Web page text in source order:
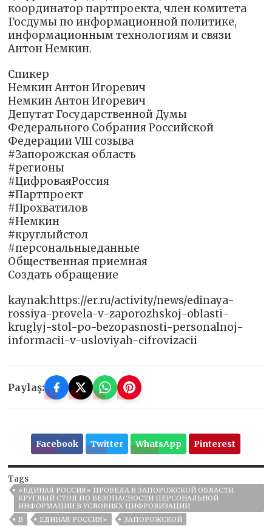
координатор партпроекта, член комитета
Госдумы по информационной политике,
информационным технологиям и связи
Антон Немкин.
Спикер
Немкин Антон Игоревич
Немкин Антон Игоревич
Депутат Государственной Думы
Федерального Собрания Российской
Федерации VIII созыва
#Запорожская область
#регионы
#ЦифроваяРоссия
#Партпроект
#Прохватилов
#Немкин
#круглыйстол
#персональныеданные
Общественная приемная
Создать обращение
kaynak:https://er.ru/activity/news/edinaya-
rossiya-provela-v-zaporozhskoj-oblasti-
kruglyj-stol-po-bezopasnosti-personalnoj-
informacii-v-usloviyah-cifrovizacii
Paylaş:
Facebook Twitter WhatsApp Pinterest
Tags
«ЕДИНАЯ РОССИЯ» ПРОВЕЛА В ЗАПОРОЖСКОЙ ОБЛАСТИ
КРУГЛЫЙ СТОЛ ПО БЕЗОПАСНОСТИ ПЕРСОНАЛЬНОЙ
ИНФОРМАЦИИ В УСЛОВИЯХ ЦИФРОВИЗАЦИИ
В
ЕДИНАЯ РОССИЯ»
ЗАПОРОЖСКОЙ